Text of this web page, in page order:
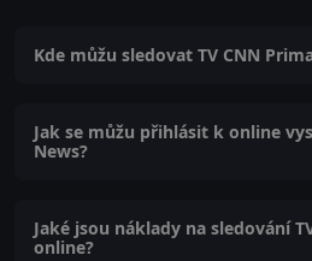
Kde můžu sledovat TV CNN
Jak se můžu přihlásit k online
News?
Jaké jsou náklady na sledování
online?